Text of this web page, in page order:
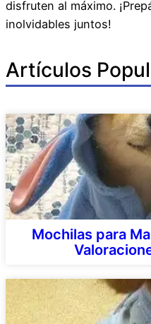
disfruten al máximo.
inolvidables juntos!
Artículos
Mochilas para